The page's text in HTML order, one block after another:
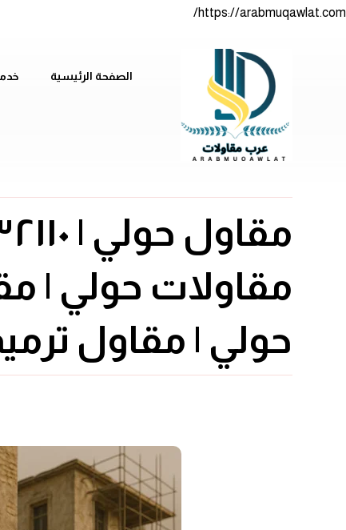
https://arabmuqawlat.com/
الصفحة الرئيسية
مقاولات حولي |
حولي | مقاول